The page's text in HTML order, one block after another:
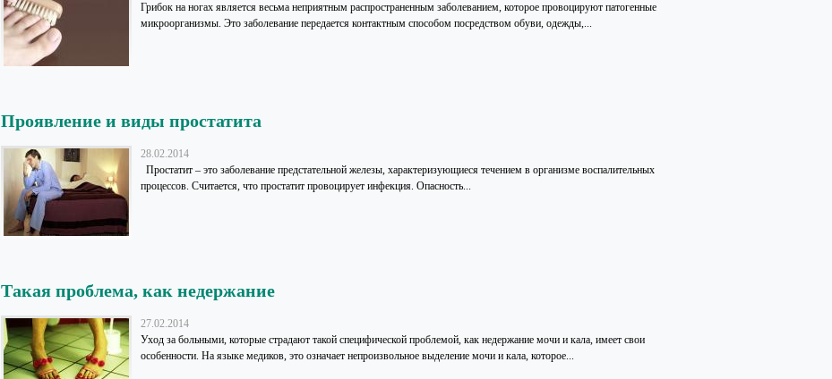
Грибок на ногах является весьма неприятным распространенным заболеванием, которое провоцируют патогенные
микроорганизмы. Это заболевание передается контактным способом посредством обуви, одежды,...
Проявление и виды простатита
28.02.2014
Простатит – это заболевание предстательной железы, характеризующиеся течением в организме воспалительных
процессов. Считается, что простатит провоцирует инфекция. Опасность...
Такая проблема, как недержание
27.02.2014
Уход за больными, которые страдают такой специфической проблемой, как недержание мочи и кала, имеет свои
особенности. На языке медиков, это означает непроизвольное выделение мочи и кала, которое...